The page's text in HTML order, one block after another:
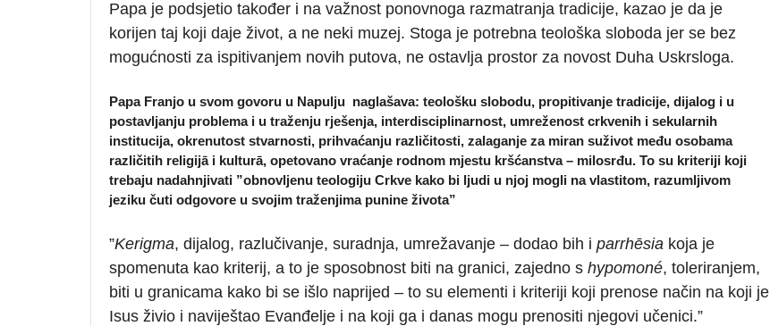
Papa je podsjetio također i na važnost ponovnoga razmatranja tradicije, kazao je da je
korijen taj koji daje život, a ne neki muzej. Stoga je potrebna teološka sloboda jer se bez
mogućnosti za ispitivanjem novih putova, ne ostavlja prostor za novost Duha Uskrsloga.
Papa Franjo u svom govoru u Napulju naglašava: teološku slobodu, propitivanje tradicije, dijalog i u
postavljanju problema i u traženju rješenja, interdisciplinarnost, umreženost crkvenih i sekularnih
institucija, okrenutost stvarnosti, prihvaćanju različitosti, zalaganje za miran suživot među osobama
različitih religijā i kulturā, opetovano vraćanje rodnom mjestu kršćanstva – milosrđu. To su kriteriji koji
trebaju nadahnjivati ”obnovljenu teologiju Crkve kako bi ljudi u njoj mogli na vlastitom, razumljivom
jeziku čuti odgovore u svojim traženjima punine života”
”Kerigma, dijalog, razlučivanje, suradnja, umrežavanje – dodao bih i parrhēsia koja je
spomenuta kao kriterij, a to je sposobnost biti na granici, zajedno s hypomoné, toleriranjem,
biti u granicama kako bi se išlo naprijed – to su elementi i kriteriji koji prenose način na koji je
Isus živio i naviještao Evanđelje i na koji ga i danas mogu prenositi njegovi učenici.”